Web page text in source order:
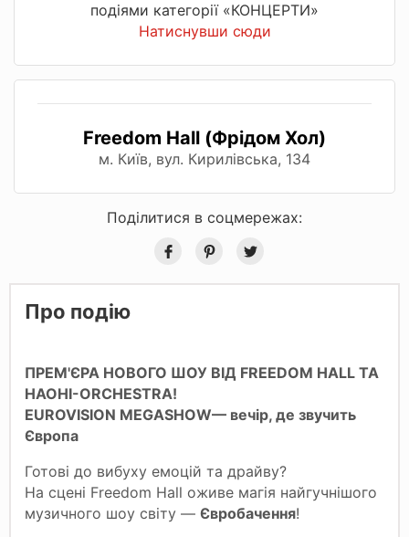
подіями категорії «КОНЦЕРТИ»
Натиснувши сюди
Freedom Hall (Фрідом Хол)
м. Київ, вул. Кирилівська, 134
Поділитися в соцмережах:
Про подію
ПРЕМ'ЄРА НОВОГО ШОУ ВІД FREEDOM HALL ТА
НАОНІ-ORCHESTRA!
EUROVISION MEGASHOW— вечір, де звучить
Європа
Готові до вибуху емоцій та драйву?
На сцені Freedom Hall оживе магія найгучнішого
музичного шоу світу — Євробачення!